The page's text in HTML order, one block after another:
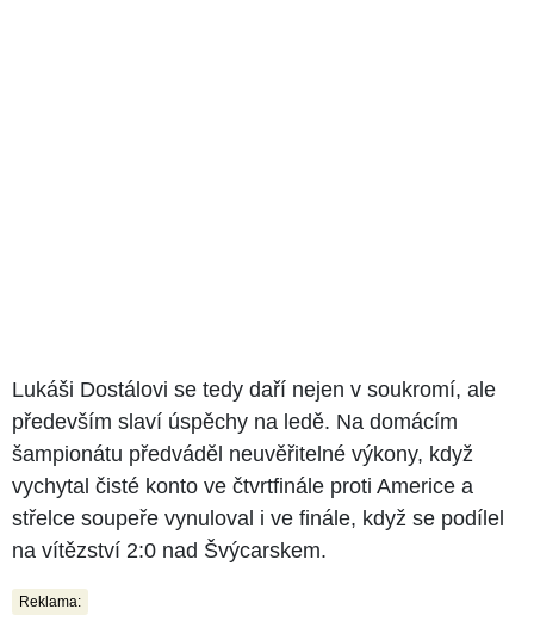
Lukáši Dostálovi se tedy daří nejen v soukromí, ale
především slaví úspěchy na ledě. Na domácím
šampionátu předváděl neuvěřitelné výkony, když
vychytal čisté konto ve čtvrtfinále proti Americe a
střelce soupeře vynuloval i ve finále, když se podílel
na vítězství 2:0 nad Švýcarskem.
Reklama: